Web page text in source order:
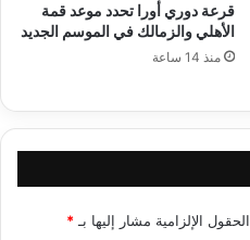
قرعة دوري أورا تحدد موعد قمة
الأهلي والزمالك في الموسم الجديد
منذ 14 ساعة
الحقول الإلزامية مشار إليها بـ *